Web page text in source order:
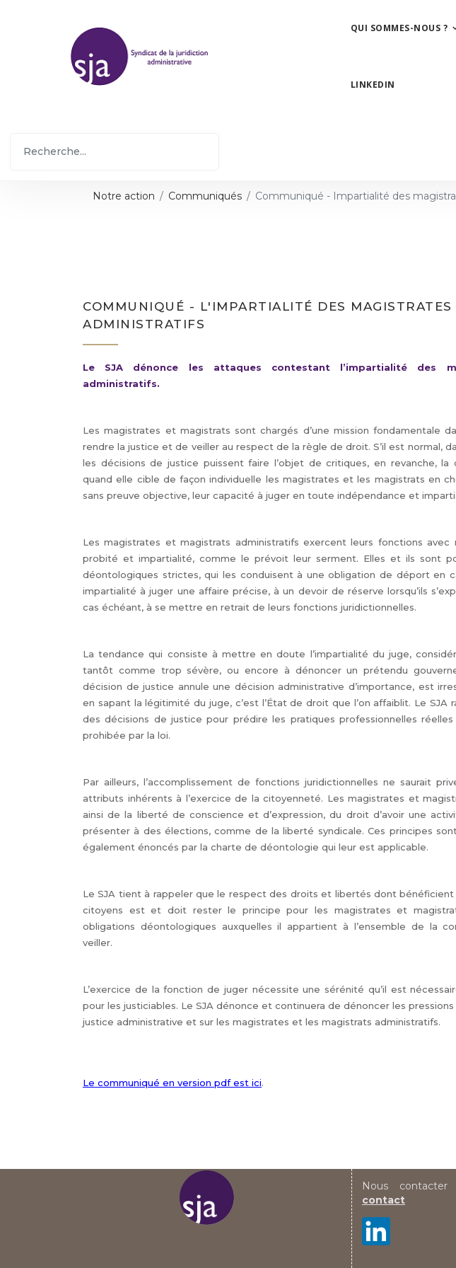
QUI SOMMES-NOUS ?
LINKEDIN
Notre action Communiqués Communiqué - Impartialité des
COMMUNIQUÉ - L'IMPARTIALITÉ DES MAGISTRATES
ADMINISTRATIFS
Le SJA dénonce les attaques contestant l’impartialité des
administratifs.
Les magistrates et magistrats sont chargés d’une mission fondamentale
rendre la justice et de veiller au respect de la règle de droit. S’il est normal,
les décisions de justice puissent faire l’objet de critiques, en revanche, la
quand elle cible de façon individuelle les magistrates et les magistrats en
sans preuve objective, leur capacité à juger en toute indépendance et
Les magistrates et magistrats administratifs exercent leurs fonctions avec
probité et impartialité, comme le prévoit leur serment. Elles et ils sont
déontologiques strictes, qui les conduisent à une obligation de déport en
impartialité à juger une affaire précise, à un devoir de réserve lorsqu’ils
cas échéant, à se mettre en retrait de leurs fonctions juridictionnelles.
La tendance qui consiste à mettre en doute l’impartialité du juge,
tantôt comme trop sévère, ou encore à dénoncer un prétendu
décision de justice annule une décision administrative d’importance, est
en sapant la légitimité du juge, c’est l’État de droit que l’on affaiblit. Le SJA
des décisions de justice pour prédire les pratiques professionnelles
prohibée par la loi.
Par ailleurs, l’accomplissement de fonctions juridictionnelles ne saurait
attributs inhérents à l’exercice de la citoyenneté. Les magistrates et
ainsi de la liberté de conscience et d’expression, du droit d’avoir une
présenter à des élections, comme de la liberté syndicale. Ces principes
également énoncés par la charte de déontologie qui leur est applicable.
Le SJA tient à rappeler que le respect des droits et libertés dont bénéficient
citoyens est et doit rester le principe pour les magistrates et
obligations déontologiques auxquelles il appartient à l’ensemble de la
veiller.
L’exercice de la fonction de juger nécessite une sérénité qu’il est
pour les justiciables. Le SJA dénonce et continuera de dénoncer les
justice administrative et sur les magistrates et les magistrats administratifs.
Le communiqué en version pdf est ici.
Nous
contact